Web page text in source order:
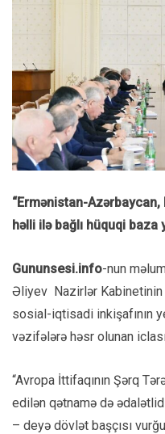
“Ermənistan-
həlli ilə bağlı hüquqi baza
Gununsesi.info-nun
Əliyev Nazirlər
sosial-iqtisadi inkişafının
vəzifələrə həsr olunan
“Avropa İttifaqının Şərq
edilən qətnamə də
– deyə dövlət başçısı